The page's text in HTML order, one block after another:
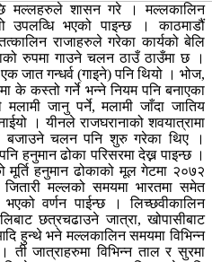
मल्लहरुले शासन गरे । मल्लकालिन
उपलव्धि भएको पाइन्छ । काठमाडौं
राजाहरुले गरेका कार्यको बेलि
रुपमा गाउने चलन ठाउँ ठाउँमा छ ।
जात गन्धर्व (गाइने) पनि थियो । भोज,
के कस्तो गर्ने भन्ने नियम पनि बनाएका
जानु पर्ने, मलामी जाँदा जातिय
। यीनले राजघरानाको शवयात्रामा
बजाउने चलन पनि शुरु गरेका थिए ।
हनुमान ढोका परिसरमा देख्न पाइन्छ ।
मूर्ति हनुमान ढोकाको मूल गेटमा २०७२
मल्लको समयमा भारतमा समेत
वर्णन पाईन्छ । लिच्छवीकालिन
छत्रचढाउने जात्रा, खोपासीबाट
हुन्थे भने मल्लकालिन समयमा विभिन्न
ती जात्राहरुमा विभिन्न ताल र सुरमा